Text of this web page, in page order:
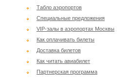
Табло аэропортов
Специальные предложения
VIP-залы в аэропортах Москвы
Как оплачивать билеты
Доставка билетов
Как читать авиабилет
Партнерская программа